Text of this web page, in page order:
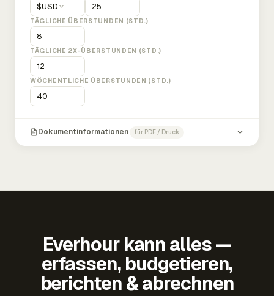
$USD
TÄGLICHE ÜBERSTUNDEN (STD.)
TÄGLICHE 2X-ÜBERSTUNDEN (STD.)
WÖCHENTLICHE ÜBERSTUNDEN (STD.)
Dokumentinformationen für PDF / Druck
Everhour kann alles —
erfassen, budgetieren,
berichten & abrechnen